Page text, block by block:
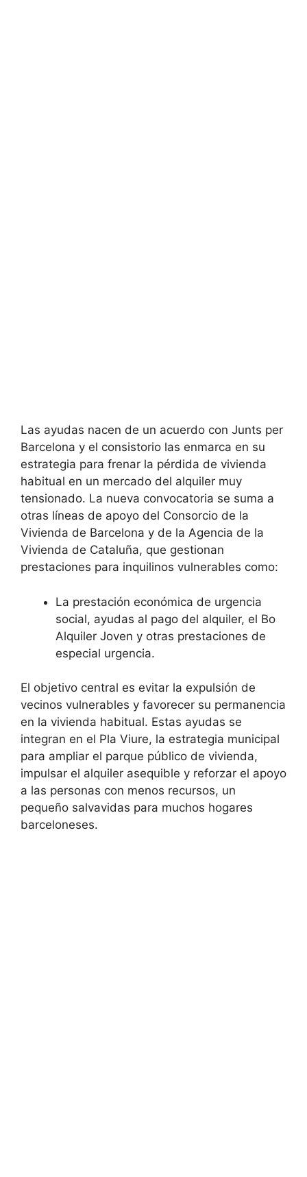
Las ayudas nacen de un acuerdo con Junts per
Barcelona y el consistorio las enmarca en su
estrategia para frenar la pérdida de vivienda
habitual en un mercado del alquiler muy
tensionado. La nueva convocatoria se suma a
otras líneas de apoyo del Consorcio de la
Vivienda de Barcelona y de la Agencia de la
Vivienda de Cataluña, que gestionan
prestaciones para inquilinos vulnerables como:
La prestación económica de urgencia
social, ayudas al pago del alquiler, el Bo
Alquiler Joven y otras prestaciones de
especial urgencia.
El objetivo central es evitar la expulsión de
vecinos vulnerables y favorecer su permanencia
en la vivienda habitual. Estas ayudas se
integran en el Pla Viure, la estrategia municipal
para ampliar el parque público de vivienda,
impulsar el alquiler asequible y reforzar el apoyo
a las personas con menos recursos, un
pequeño salvavidas para muchos hogares
barceloneses.